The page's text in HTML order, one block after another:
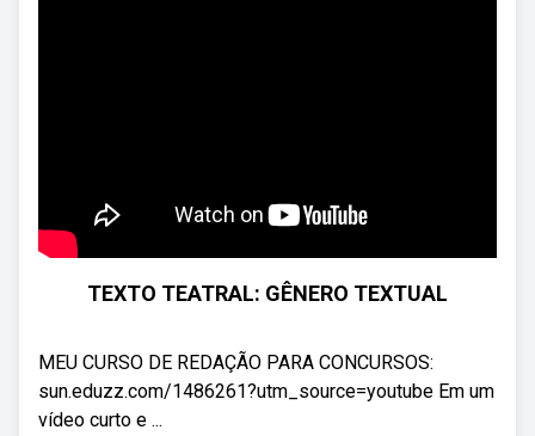
TEXTO TEATRAL: GÊNERO TEXTUAL
MEU CURSO DE REDAÇÃO PARA CONCURSOS:
sun.eduzz.com/1486261?utm_source=youtube Em um
vídeo curto e ...